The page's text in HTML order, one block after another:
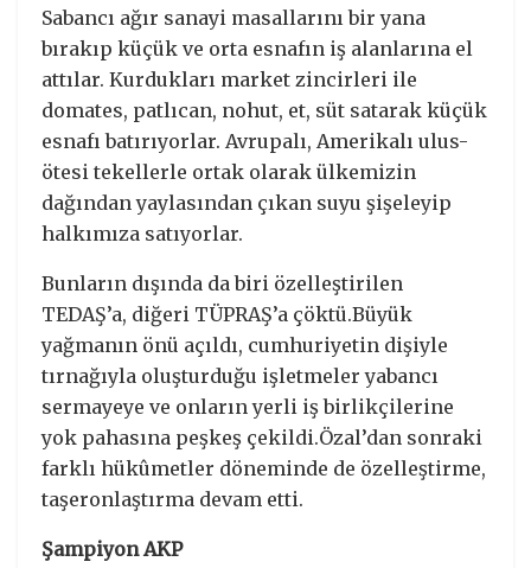
Sabancı ağır sanayi masallarını bir yana
bırakıp küçük ve orta esnafın iş alanlarına el
attılar. Kurdukları market zincirleri ile
domates, patlıcan, nohut, et, süt satarak küçük
esnafı batırıyorlar. Avrupalı, Amerikalı ulus-
ötesi tekellerle ortak olarak ülkemizin
dağından yaylasından çıkan suyu şişeleyip
halkımıza satıyorlar.
Bunların dışında da biri özelleştirilen
TEDAŞ’a, diğeri TÜPRAŞ’a çöktü.Büyük
yağmanın önü açıldı, cumhuriyetin dişiyle
tırnağıyla oluşturduğu işletmeler yabancı
sermayeye ve onların yerli iş birlikçilerine
yok pahasına peşkeş çekildi.Özal’dan sonraki
farklı hükûmetler döneminde de özelleştirme,
taşeronlaştırma devam etti.
Şampiyon AKP